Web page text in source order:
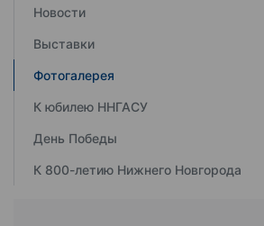
Новости
Выставки
Фотогалерея
К юбилею ННГАСУ
День Победы
К 800-летию Нижнего Новгорода